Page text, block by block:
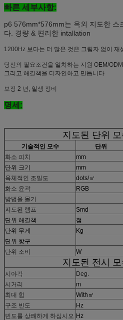
빠른 세부사항:
p6 576mm*576mm는 옥외 지도한 스
다. 경량 & 편리한 intallation
1200Hz 보다는 더 많은 것은 그림자 없이 재
당신의 필요조건을 일치하는 지원 OEM/
그리고 해결책을 디자인하고 만듭니다
보장 2 년, 일생 정비
명세:
지도된 단위 모
기술적인 모수 단위
화소 피치
mm
단위 크기
mm
육체적인 조밀도
dots/㎡
화소 윤곽
RGB
방법을 몰기
지도된 램프
Smd
단위 해결책
점
단위 무게
Kg
단위 항구
단위 소비
W
지도된 전시 모
시야각 Deg.
시거리
m
최대 힘
With㎡
구조 빈도
Hz
빈도를 상쾌하게 하십시오 Hz